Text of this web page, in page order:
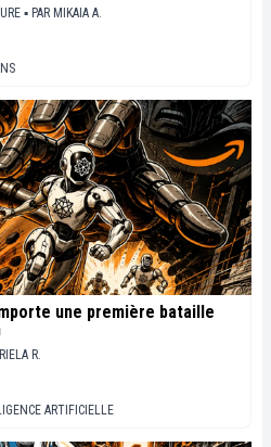
▪ PAR MIKAIA A.
une première bataille
R.
ARTIFICIELLE